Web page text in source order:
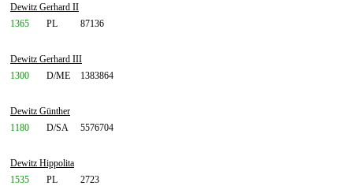
Dewitz Gerhard II
1365
PL 87136
Dewitz Gerhard III
1300
D/ME 1383864
Dewitz Günther
1180
D/SA 5576704
Dewitz Hippolita
1535
PL 2723